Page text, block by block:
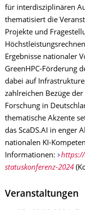
für interdisziplinären
thematisiert die
Projekte und
Ergebnisse nationaler
GreenHPC-Förderung
dabei auf
zahlreichen Bezüge
Forschung in
thematische Akzente
das ScaDS.AI in enger
nationalen KI-
Informationen:
statuskonferenz-2024
Veranstaltungen